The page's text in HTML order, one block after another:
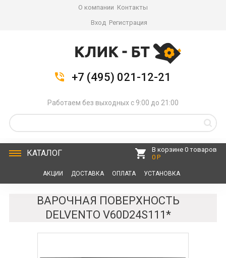
О компании Контакты
Вход Регистрация
+7 (495) 021-12-21
Работаем без выходных с 9:00 до 21:00
КАТАЛОГ
В корзине 0 товаров
0 Р
АКЦИИ ДОСТАВКА ОПЛАТА УСТАНОВКА
ВАРОЧНАЯ ПОВЕРХНОСТЬ
DELVENTO V60D24S111*